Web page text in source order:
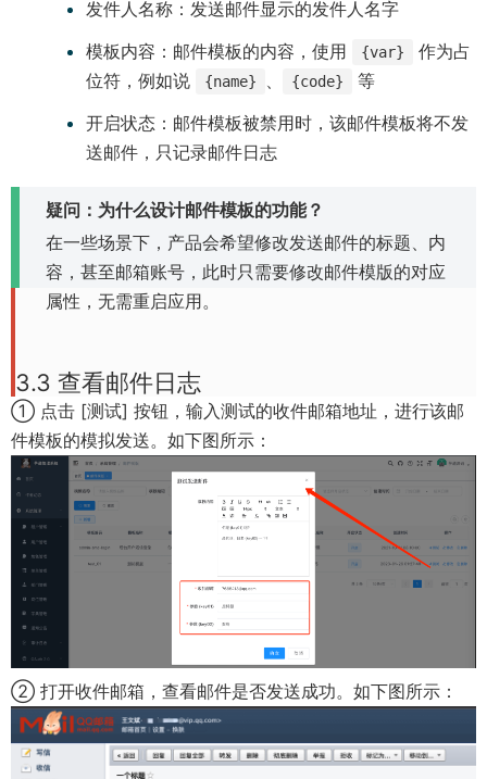
发件人名称：发送邮件显示的发件人名字
模板内容：邮件模板的内容，使用
{var}
作为占
位符，例如说
{name} {code}
等
开启状态：邮件模板被禁用时，该邮件模板将不发
送邮件，只记录邮件日志
疑问：为什么设计邮件模板的功能？
在一些场景下，产品会希望修改发送邮件的标题、内
容，甚至邮箱账号，此时只需要修改邮件模版的对应
属性，无需重启应用。
3.3 查看邮件日志
① 点击 [测试] 按钮，输入测试的收件邮箱地址，进行该邮
件模板的模拟发送。如下图所示：
② 打开收件邮箱，查看邮件是否发送成功。如下图所示：